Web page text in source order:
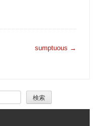
sumptuous →